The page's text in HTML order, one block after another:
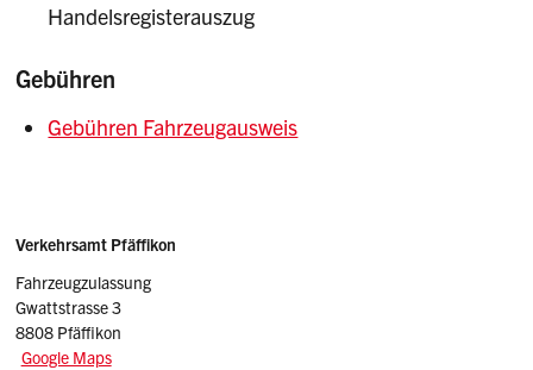
Handelsregisterauszug
Gebühren
Gebühren Fahrzeugausweis
Sidebar
Adressen
Verkehrsamt Pfäffikon
Fahrzeugzulassung
Gwattstrasse 3
8808 Pfäffikon
Google Maps